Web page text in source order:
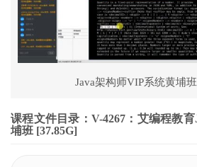
Java架构师VIP系统黄埔
课程文件目录：V-4267：艾编程教
埔班 [37.85G]